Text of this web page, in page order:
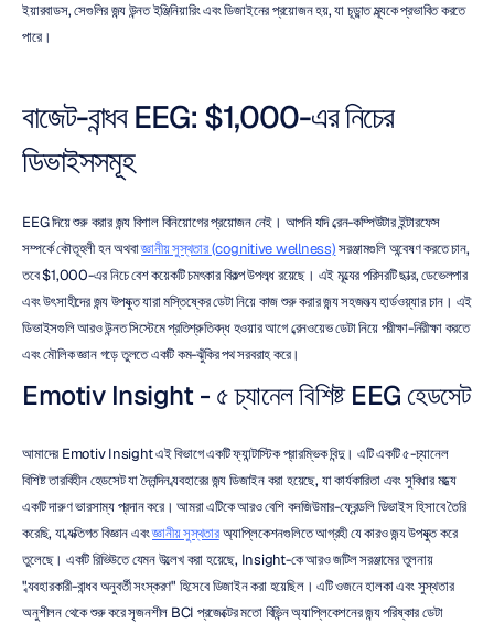
ইয়ারবাডস, সেগুলির জন্য উন্নত ইঞ্জিনিয়ারিং এবং ডিজাইনের প্রয়োজন হয়, যা চূড়ান্ত মূল্যকে প্রভাবিত করতে
পারে।
বাজেট-বান্ধব EEG: $1,000-এর নিচের
ডিভাইসসমূহ
EEG দিয়ে শুরু করার জন্য বিশাল বিনিয়োগের প্রয়োজন নেই। আপনি যদি ব্রেন-কম্পিউটার ইন্টারফেস
সম্পর্কে কৌতূহলী হন অথবা জ্ঞানীয় সুস্থতার (cognitive wellness) সরঞ্জামগুলি অন্বেষণ করতে চান,
তবে $1,000-এর নিচে বেশ কয়েকটি চমৎকার বিকল্প উপলব্ধ রয়েছে। এই মূল্যের পরিসরটি ছাত্র, ডেভেলপার
এবং উৎসাহীদের জন্য উপযুক্ত যারা মস্তিষ্কের ডেটা নিয়ে কাজ শুরু করার জন্য সহজলভ্য হার্ডওয়্যার চান। এই
ডিভাইসগুলি আরও উন্নত সিস্টেমে প্রতিশ্রুতিবদ্ধ হওয়ার আগে ব্রেনওয়েভ ডেটা নিয়ে পরীক্ষা-নিরীক্ষা করতে
এবং মৌলিক জ্ঞান গড়ে তুলতে একটি কম-ঝুঁকির পথ সরবরাহ করে।
Emotiv Insight - ৫ চ্যানেল বিশিষ্ট EEG হেডসেট
আমাদের Emotiv Insight এই বিভাগে একটি ফ্যান্টাস্টিক প্রারম্ভিক বিন্দু। এটি একটি ৫-চ্যানেল
বিশিষ্ট তারবিহীন হেডসেট যা দৈনন্দিন ব্যবহারের জন্য ডিজাইন করা হয়েছে, যা কার্যকারিতা এবং সুবিধার মধ্যে
একটি দারুণ ভারসাম্য প্রদান করে। আমরা এটিকে আরও বেশি কনজিউমার-ফ্রেন্ডলি ডিভাইস হিসাবে তৈরি
করেছি, যা ব্যক্তিগত বিজ্ঞান এবং জ্ঞানীয় সুস্থতার অ্যাপ্লিকেশনগুলিতে আগ্রহী যে কারও জন্য উপযুক্ত করে
তুলেছে। একটি রিভিউতে যেমন উল্লেখ করা হয়েছে, Insight-কে আরও জটিল সরঞ্জামের তুলনায়
"ব্যবহারকারী-বান্ধব অনুবর্তী সংস্করণ" হিসেবে ডিজাইন করা হয়েছিল। এটি ওজনে হালকা এবং সুস্থতার
অনুশীলন থেকে শুরু করে সৃজনশীল BCI প্রজেক্টের মতো বিভিন্ন অ্যাপ্লিকেশনের জন্য পরিষ্কার ডেটা